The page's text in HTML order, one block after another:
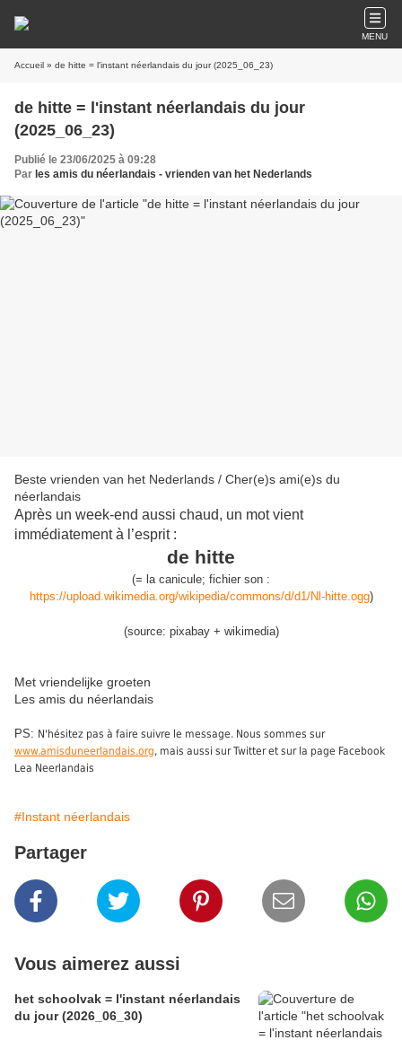
MENU
Accueil » de hitte = l'instant néerlandais du jour (2025_06_23)
de hitte = l'instant néerlandais du jour
(2025_06_23)
Publié le 23/06/2025 à 09:28
Par les amis du néerlandais - vrienden van het Nederlands
Beste vrienden van het Nederlands / Cher(e)s ami(e)s du
néerlandais
Après un week-end aussi chaud, un mot vient
immédiatement à l’esprit :
de hitte
(= a canicule; fichier son :
https://upload.wikimedia.org/wikipedia/commons/d/d1/Nl-hitte.ogg)
(source: pixabay + wikimedia)
Met vriendelijke groeten
Les amis du néerlandais
PS: N'hésitez pas à faire suivre le message. Nous sommes sur
www.amisduneerlandais.org, mais aussi sur Twitter et sur la page Facebook
Lea Neerlandais
#Instant néerlandais
Partager
Vous aimerez aussi
het schoolvak = l'instant néerlandais
du jour (2026_06_30)